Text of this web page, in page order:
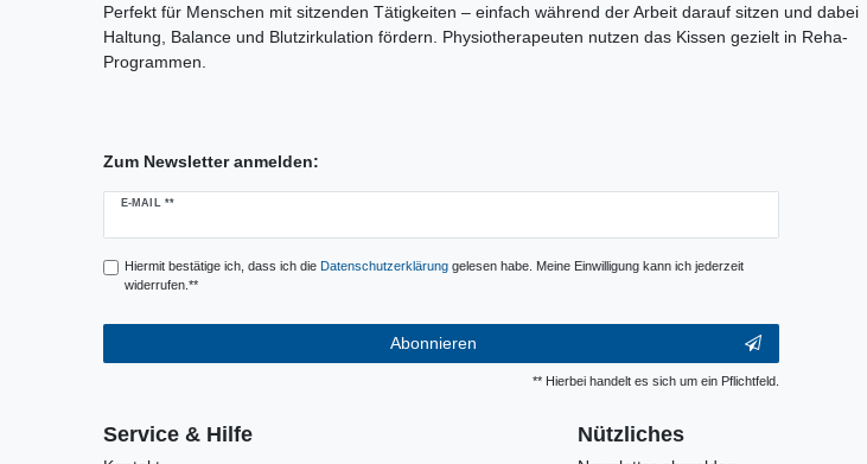
Perfekt für Menschen mit sitzenden Tätigkeiten – einfach während der Arbeit darauf sitzen und dabei
Haltung, Balance und Blutzirkulation fördern. Physiotherapeuten nutzen das Kissen gezielt in Reha-
Programmen.
Zum Newsletter anmelden:
E-MAIL **
Newsletter
Hiermit bestätige ich, dass ich die Daten­schutz­erklärunggelesen habe. Meine Einwilligung kann ich jederzeit
widerrufen.**
Abonnieren
** Hierbei handelt es sich um ein Pflichtfeld.
Service & Hilfe Nützliches